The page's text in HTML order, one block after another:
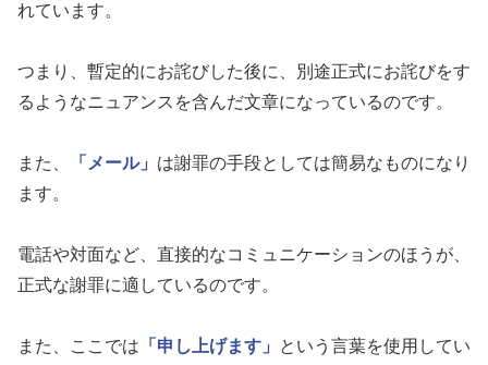
れています。
つまり、暫定的にお詫びした後に、別途正式にお詫びをす
るようなニュアンスを含んだ文章になっているのです。
また、 「メール」 は謝罪の手段としては簡易なものになり
ます。
電話や対面など、直接的なコミュニケーションのほうが、
正式な謝罪に適しているのです。
また、ここでは 「申し上げます」
という言葉を使用してい